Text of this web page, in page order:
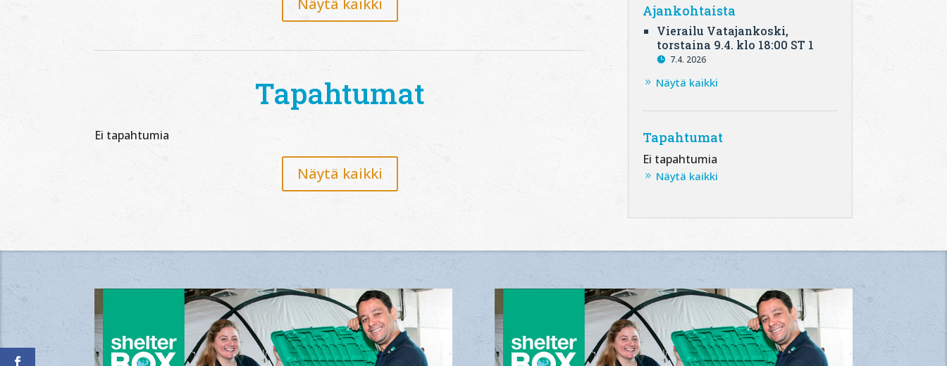
Tapahtumat
Ei tapahtumia
Näytä kaikki
Ajankohtaista
Vierailu Vatajankoski,
torstaina 9.4. klo 18:00 ST 1
7.4. 2026
Näytä kaikki
Tapahtumat
Ei tapahtumia
Näytä kaikki